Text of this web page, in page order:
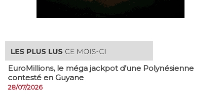
EuroMillions, ​le méga jackpot d’une Polynésienne
contesté en Guyane
28/07/2026